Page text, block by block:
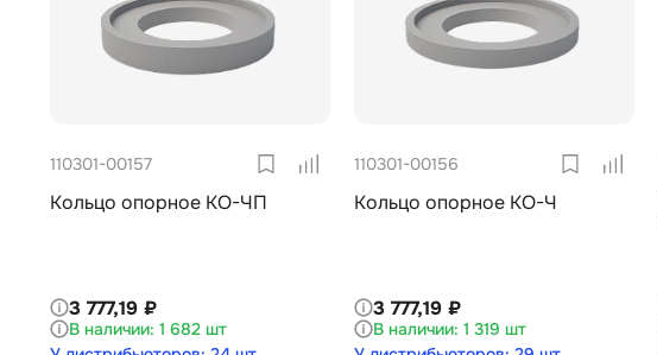
110301-00157
Кольцо опорное КО-ЧП
3 777,19 ₽
1 682 шт
110301-00156
Кольцо опорное КО-Ч
3 777,19 ₽
1 319 шт